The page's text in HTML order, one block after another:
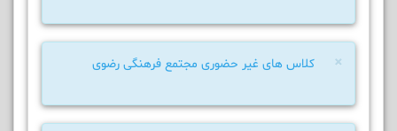
× کلاس های غیر حضوری مجتمع فرهنگی رضوی